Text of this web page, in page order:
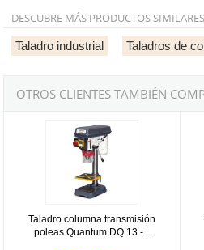
DESCUBRE MÁS PRODUCTOS
Taladro industrial Taladros de
OTROS CLIENTES TAMBIÉN
Taladro columna transmisión
poleas Quantum DQ 13 -...